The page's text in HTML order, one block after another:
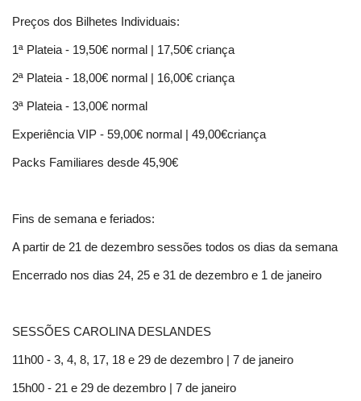
Preços dos Bilhetes Individuais:
1ª Plateia - 19,50€ normal | 17,50€ criança
2ª Plateia - 18,00€ normal | 16,00€ criança
3ª Plateia - 13,00€ normal
Experiência VIP - 59,00€ normal | 49,00€criança
Packs Familiares desde 45,90€
Fins de semana e feriados:
A partir de 21 de dezembro sessões todos os dias da semana
Encerrado nos dias 24, 25 e 31 de dezembro e 1 de janeiro
SESSÕES CAROLINA DESLANDES
11h00 - 3, 4, 8, 17, 18 e 29 de dezembro | 7 de janeiro
15h00 - 21 e 29 de dezembro | 7 de janeiro